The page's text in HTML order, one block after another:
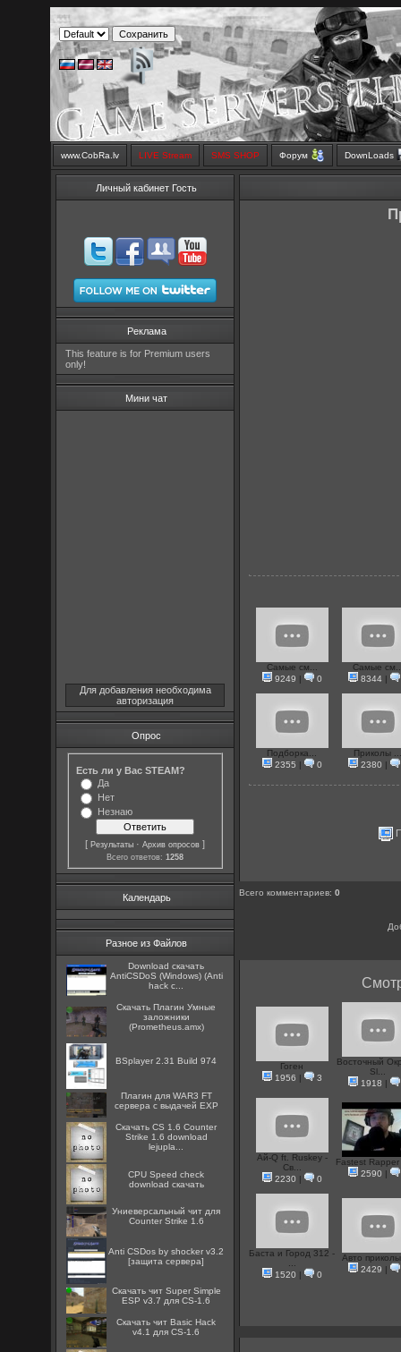
www.CobRa.lv LIVE Stream SMS SHOP Форум DownLoads
Личный кабинет Гость
Реклама
This feature is for Premium users
only!
Мини чат
Для добавления необходима
авторизация
Опрос
Есть ли у Вас STEAM?
Да
Нет
Незнаю
[Результаты ·Архив опросов ]
Всего ответов:1258
Календарь
Разное из Файлов
Download скачать
AntiCSDoS (Windows) (Anti
hack c...
Скачать Плагин Умные
заложники
(Prometheus.amx)
BSplayer 2.31 Build 974
Плагин для WAR3 FT
сервера с выдачей EXP
Скачать CS 1.6 Counter
Strike 1.6 download
lejupla...
CPU Speed check
download скачать
Униеверсальный чит для
Counter Strike 1.6
Anti CSDos by shocker v3.2
[защита сервера]
Скачать чит Super Simple
ESP v3.7 для CS-1.6
Скачать чит Basic Hack
v4.1 для CS-1.6
Самые см...
9249 | 0
Самые
8344|
Подборка...
2355 | 0
Приколы
2380 |
Всего комментариев:0
Гоген
1956 | 3
Восточный
Sl...
1918 |
Ай-Q ft. Ruskey -
Св...
2230 | 0
Fastest
2590 |
Баста и Город 312 -
1520 | 0
Авто
2429 |